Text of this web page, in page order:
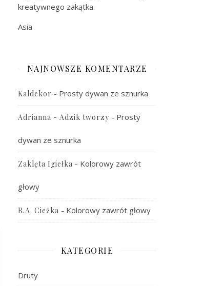
kreatywnego zakątka.
Asia
NAJNOWSZE KOMENTARZE
Kaldekor - Prosty dywan ze sznurka
Adrianna - Adzik tworzy - Prosty
dywan ze sznurka
Zaklęta Igiełka - Kolorowy zawrót
głowy
R.A. Cieżka - Kolorowy zawrót głowy
KATEGORIE
Druty